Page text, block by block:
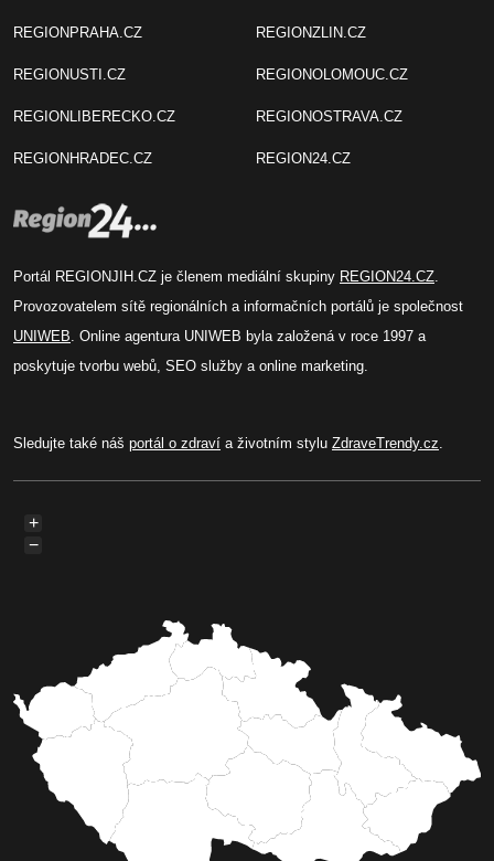
REGIONPRAHA.CZ
REGIONUSTI.CZ
REGIONLIBERECKO.CZ
REGIONHRADEC.CZ
REGIONZLIN.CZ
REGIONOLOMOUC.CZ
REGIONOSTRAVA.CZ
REGION24.CZ
Portál REGIONJIH.CZ je členem mediální skupiny REGION24.CZ.
Provozovatelem sítě regionálních a informačních portálů je společnost
UNIWEB. Online agentura UNIWEB byla založená v roce 1997 a
poskytuje tvorbu webů, SEO služby a online marketing.
Sledujte také náš portál o zdraví a životním stylu ZdraveTrendy.cz.
+
−